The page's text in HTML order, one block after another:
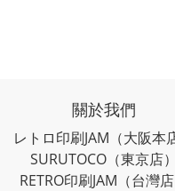
關於我們
レトロ印刷JAM （大阪本
SURUTOCO （東京店）
RETRO印刷JAM （台灣店